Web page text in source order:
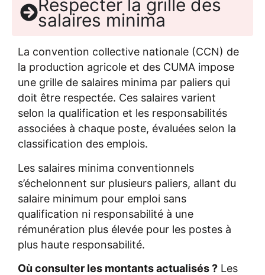
Respecter la grille des
salaires minima
La convention collective nationale (CCN) de
la production agricole et des CUMA impose
une grille de salaires minima par paliers qui
doit être respectée. Ces salaires varient
selon la qualification et les responsabilités
associées à chaque poste, évaluées selon la
classification des emplois.
Les salaires minima conventionnels
s’échelonnent sur plusieurs paliers, allant du
salaire minimum pour emploi sans
qualification ni responsabilité à une
rémunération plus élevée pour les postes à
plus haute responsabilité.
Où consulter les montants actualisés ? Les